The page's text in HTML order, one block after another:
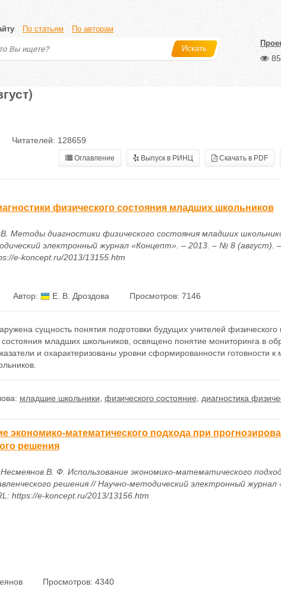
По статьям По авторам
Искать
Читателей: 128659
Оглавление Выпуск в РИНЦ Скачать в PDF
физического состояния младших школьников
Методы диагностики физического состояния младших
электронный журнал «Концепт». – 2013. – № 8 (август).
e-koncept.ru/2013/13155.htm
Автор: Е. В. Дроздова Просмотров: 7146
сущность понятия подготовки будущих учителей физического
состояния младших школьников, освящено понятие мониторинга в
и охарактеризованы уровни сформированности готовности к
младшие школьники физического состояние диагностика
экономико-математического подхода при
решения
В. Ф. Использование экономико-математического
решения // Научно-методический электронный
https://e-koncept.ru/2013/13156.htm
Просмотров: 4340